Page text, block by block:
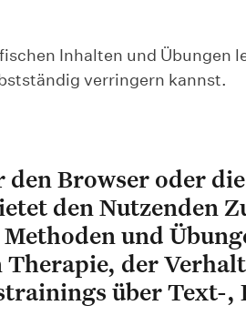
Inhalten und Übungen
verringern kannst.
den Browser oder
den Nutzenden
und
Therapie, der
über Text-